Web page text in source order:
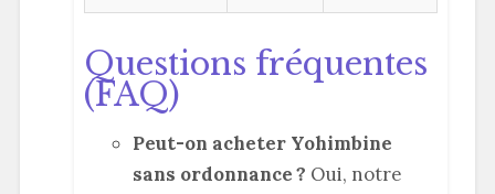
Questions fréquentes
(FAQ)
Peut-on acheter Yohimbine
sans ordonnance ? Oui, notre